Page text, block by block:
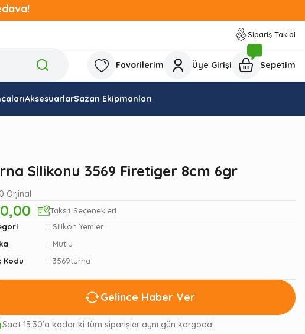
Sipariş Takibi
Favorilerim Üye Girişi Sepetim
AksesuarlarSazan Ekipmanları
Silikonu 3569 Firetiger 8cm 6gr
Orjinal
Taksit Seçenekleri
Silikon Yemler
Mutlu
Kodu
3569turna
Gelince Haber Ver
Saat 15:30’a kadar ki tüm siparişler aynı gün kargoda!